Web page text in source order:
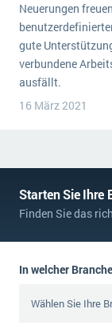
Neuerungen
gute
verbundene
ausfällt.
16 März 2021
Starten Sie Ihre
Finden Sie das
In welcher